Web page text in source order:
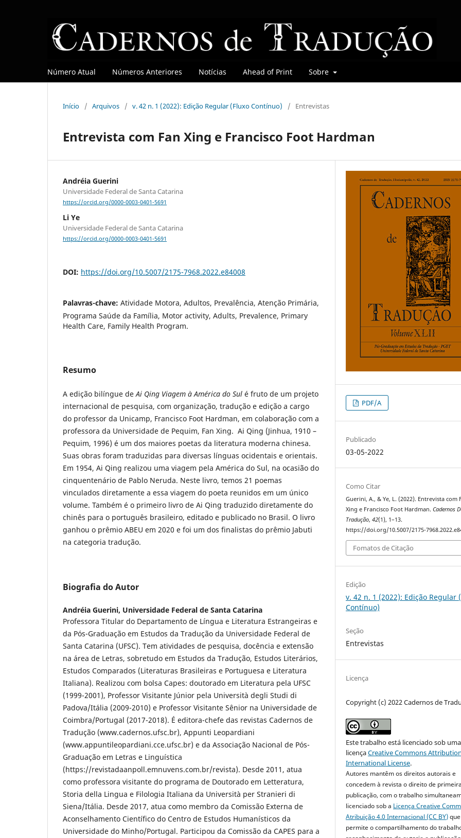
Número Atual Números Anteriores Notícias Ahead of Print Sobre
Início / Arquivos / v. 42 n. 1 (2022): Edição Regular (Fluxo Contínuo) / Entrevistas
Entrevista com Fan Xing e Francisco Foot Hardman
Andréia Guerini
Universidade Federal de Santa Catarina
https://orcid.org/0000-0003-0401-5691
Li Ye
Universidade Federal de Santa Catarina
https://orcid.org/0000-0003-0401-5691
DOI: https://doi.org/10.5007/2175-7968.2022.e84008
Palavras-chave: Atividade Motora, Adultos, Prevalência, Atenção Primária,
Programa Saúde da Família, Motor activity, Adults, Prevalence, Primary
Health Care, Family Health Program.
Resumo
A edição bilíngue deAi Qing Viagem à América do Sul é fruto de um projeto
internacional de pesquisa, com organização, tradução e edição a cargo
do professor da Unicamp, Francisco Foot Hardman, em colaboração com a
professora da Universidade de Pequim, Fan Xing. Ai Qing (Jinhua, 1910 –
Pequim, 1996) é um dos maiores poetas da literatura moderna chinesa.
Suas obras foram traduzidas para diversas línguas ocidentais e orientais.
Em 1954, Ai Qing realizou uma viagem pela América do Sul, na ocasião do
cinquentenário de Pablo Neruda. Neste livro, temos 21 poemas
vinculados diretamente a essa viagem do poeta reunidos em um único
volume. Também é o primeiro livro de Ai Qing traduzido diretamente do
chinês para o português brasileiro, editado e publicado no Brasil. O livro
ganhou o prêmio ABEU em 2020 e foi um dos finalistas do prêmio Jabuti
na categoria tradução.
Biografia do Autor
Andréia Guerini, Universidade Federal de Santa Catarina
Professora Titular do Departamento de Língua e Literatura Estrangeiras e
da Pós-Graduação em Estudos da Tradução da Universidade Federal de
Santa Catarina (UFSC). Tem atividades de pesquisa, docência e extensão
na área de Letras, sobretudo em Estudos da Tradução, Estudos Literários,
Estudos Comparados (Literaturas Brasileiras e Portuguesa e Literatura
Italiana). Realizou com bolsa Capes: doutorado em Literatura pela UFSC
(1999-2001), Professor Visitante Júnior pela Università degli Studi di
Padova/Itália (2009-2010) e Professor Visitante Sênior na Universidade de
Coimbra/Portugal (2017-2018). É editora-chefe das revistas Cadernos de
Tradução (www.cadernos.ufsc.br), Appunti Leopardiani
(www.appuntileopardiani.cce.ufsc.br) e da Associação Nacional de Pós-
Graduação em Letras e Linguística
(https://revistadaanpoll.emnuvens.com.br/revista). Desde 2011, atua
como professora visitante do programa de Doutorado em Letteratura,
Storia della Lingua e Filologia Italiana da Università per Stranieri di
Siena/Itália. Desde 2017, atua como membro da Comissão Externa de
Aconselhamento Científico do Centro de Estudos Humanísticos da
Universidade do Minho/Portugal. Participou da Comissão da CAPES para a
PDF/A
Publicado
03-05-2022
Como Citar
Guerini, A., & Ye, L. (2022). Entrevista com
Xing e Francisco Foot Hardman.Cadernos
Tradução,42(1), 1–13.
https://doi.org/10.5007/2175-
Fomatos de Citação
Edição
v. 42 n. 1 (2022): Edição Regular
Contínuo)
Seção
Entrevistas
Licença
Copyright (c) 2022 Cadernos de
Este trabalho está licenciado sob uma
licençaCreative Commons
International License.
Autores mantêm os direitos autorais e
concedem à revista o direito de
publicação, com o trabalho
licenciado sob a Licença Creative
Atribuição 4.0 Internacional (CC BY)que
permite o compartilhamento do